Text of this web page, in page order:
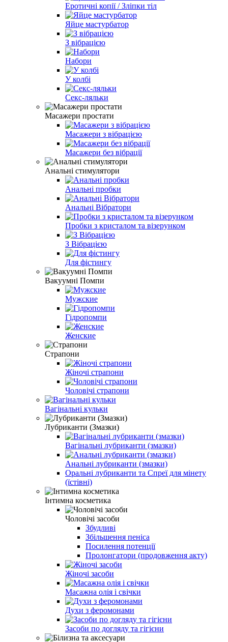
Еротичні копії / Зліпки тіл
Яйце мастурбатор
З вібрацією
Набори
У колбі
Секс-ляльки
Масажери простати
Масажери з вібрацією
Масажери без вібрації
Анальні стимулятори
Анальні пробки
Анальні Вібратори
Пробки з кристалом та візерунком
З Вібрацією
Для фістингу
Вакуумні Помпи
Мужские
Гідропомпи
Женские
Страпони
Жіночі страпони
Чоловічі страпони
Вагінальні кульки
Лубриканти (Змазки)
Вагінальні лубриканти (змазки)
Анальні лубриканти (змазки)
Оральні лубриканти та Спреї для мінету
(їстівні)
Інтимна косметика
Чоловічі засоби
Збудливі
Збільшення пеніса
Посилення потенції
Пролонгатори (продовження акту)
Жіночі засоби
Масажна олія і свічки
Духи з феромонами
Засоби по догляду та гігієни